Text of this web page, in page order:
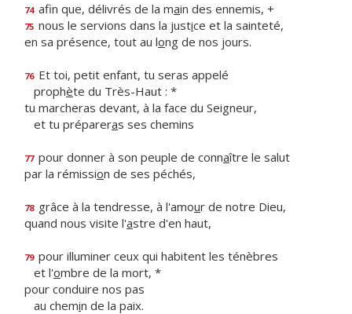
74 afin que, délivrés de la main des ennemis, +
75 nous le servions dans la justice et la sainteté,
en sa présence, tout au long de nos jours.
76 Et toi, petit enfant, tu seras appelé
prophète du Très-Haut : *
tu marcheras devant, à la face du Seigneur,
et tu prépareras ses chemins
77 pour donner à son peuple de connaître le salut
par la rémission de ses péchés,
78 grâce à la tendresse, à l'amour de notre Dieu,
quand nous visite l'astre d'en haut,
79 pour illuminer ceux qui habitent les ténèbres
et l'ombre de la mort, *
pour conduire nos pas
au chemin de la paix.